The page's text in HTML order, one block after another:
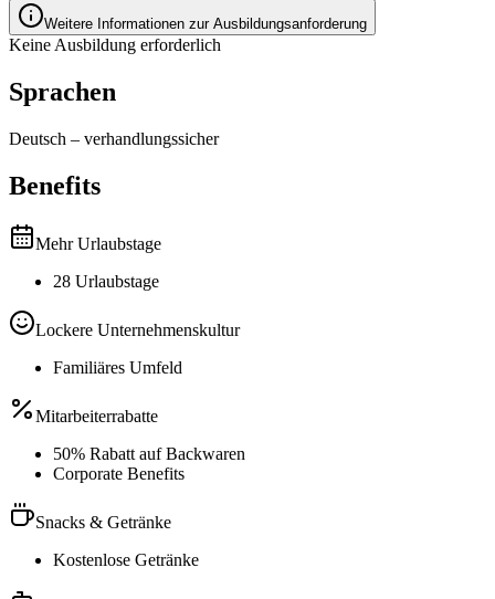
Weitere Informationen zur Ausbildungsanforderung
Keine Ausbildung erforderlich
Sprachen
Deutsch – verhandlungssicher
Benefits
Mehr Urlaubstage
28 Urlaubstage
Lockere Unternehmenskultur
Familiäres Umfeld
Mitarbeiterrabatte
50% Rabatt auf Backwaren
Corporate Benefits
Snacks & Getränke
Kostenlose Getränke